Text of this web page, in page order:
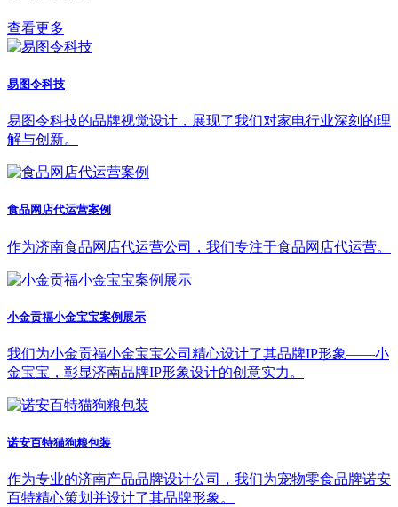
查看更多
易图令科技
易图令科技的品牌视觉设计，展现了我们对家电行业深刻的理
解与创新。
食品网店代运营案例
作为济南食品网店代运营公司，我们专注于食品网店代运营。
小金贡福小金宝宝案例展示
我们为小金贡福小金宝宝公司精心设计了其品牌IP形象——小
金宝宝，彰显济南品牌IP形象设计的创意实力。
诺安百特猫狗粮包装
作为专业的济南产品品牌设计公司，我们为宠物零食品牌诺安
百特精心策划并设计了其品牌形象。